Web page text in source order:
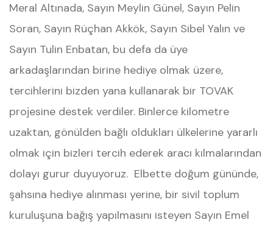
Meral Altınada, Sayın Meylin Günel, Sayın Pelin
Soran, Sayın Rüçhan Akkök, Sayın Sibel Yalın ve
Sayın Tulin Enbatan, bu defa da üye
arkadaşlarından birine hediye olmak üzere,
tercihlerini bizden yana kullanarak bir TOVAK
projesine destek verdiler. Binlerce kilometre
uzaktan, gönülden bağlı oldukları ülkelerine yararlı
olmak için bizleri tercih ederek aracı kılmalarından
dolayı gurur duyuyoruz. Elbette doğum gününde,
şahsına hediye alınması yerine, bir sivil toplum
kuruluşuna bağış yapılmasını isteyen Sayın Emel